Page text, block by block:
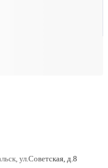
ул.Советская, д.8